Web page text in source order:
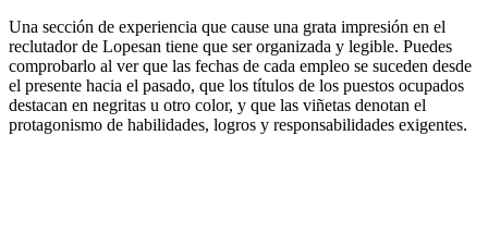
Una sección de experiencia que cause una grata impresión en el
reclutador de Lopesan tiene que ser organizada y legible. Puedes
comprobarlo al ver que las fechas de cada empleo se suceden desde
el presente hacia el pasado, que los títulos de los puestos ocupados
destacan en negritas u otro color, y que las viñetas denotan el
protagonismo de habilidades, logros y responsabilidades exigentes.